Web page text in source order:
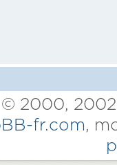
© 2000,
fr.com,